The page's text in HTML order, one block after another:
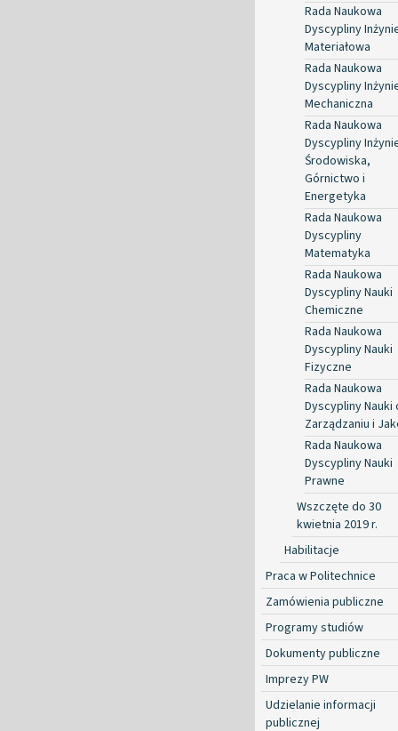
Rada Naukowa
Dyscypliny
Materiałowa
Rada Naukowa
Dyscypliny
Mechaniczna
Rada Naukowa
Dyscypliny
Środowiska,
Górnictwo i
Energetyka
Rada Naukowa
Dyscypliny
Matematyka
Rada Naukowa
Dyscypliny Nauki
Chemiczne
Rada Naukowa
Dyscypliny Nauki
Fizyczne
Rada Naukowa
Dyscypliny Nauki
Zarządzaniu i
Rada Naukowa
Dyscypliny Nauki
Prawne
Wszczęte do 30
kwietnia 2019 r.
Habilitacje
Praca w Politechnice
Zamówienia publiczne
Programy studiów
Dokumenty publiczne
Imprezy PW
Udzielanie informacji
publicznej